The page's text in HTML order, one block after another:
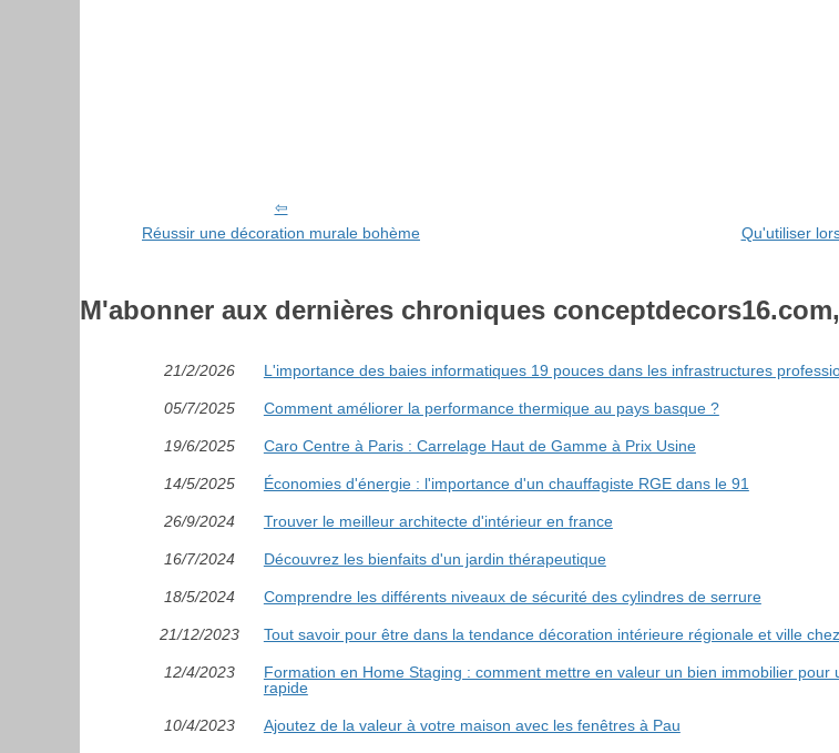
Réussir une décoration murale bohème
Qu'utiliser
M'abonner aux dernières chroniques
21/2/2026 L'importance des baies informatiques 19 pouces dans les infrastructures
05/7/2025 Comment améliorer la performance thermique au pays basque ?
19/6/2025 Caro Centre à Paris : Carrelage Haut de Gamme à Prix Usine
14/5/2025 Économies d'énergie : l'importance d'un chauffagiste RGE dans le 91
26/9/2024 Trouver le meilleur architecte d'intérieur en france
16/7/2024 Découvrez les bienfaits d'un jardin thérapeutique
18/5/2024 Comprendre les différents niveaux de sécurité des cylindres de serrure
21/12/2023 Tout savoir pour être dans la tendance décoration intérieure régionale et ville
12/4/2023
Formation en Home Staging : comment mettre en valeur un bien immobilier pour
rapide
10/4/2023 Ajoutez de la valeur à votre maison avec les fenêtres à Pau